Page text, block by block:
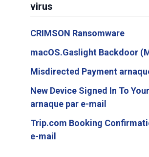
virus
CRIMSON Ransomware
macOS.Gaslight Backdoor
Misdirected Payment
New Device Signed In To
arnaque par e-mail
Trip.com Booking
e-mail